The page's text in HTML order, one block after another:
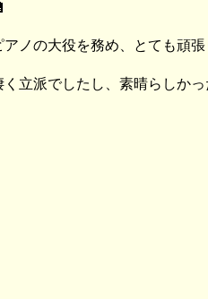
ノの大役を務め、とても頑
立派でしたし、素晴らしか